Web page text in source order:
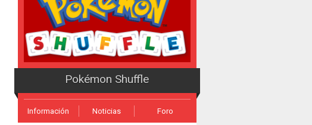
Pokémon Shuffle
Información Noticias Foro